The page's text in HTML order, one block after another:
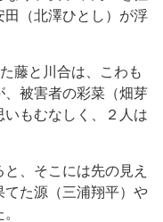
田（北澤ひとし）が浮
藤と川合は、こわも
被害者の彩菜（畑芽
もむなしく、２人は
、そこには先の見え
た源（三浦翔平）や